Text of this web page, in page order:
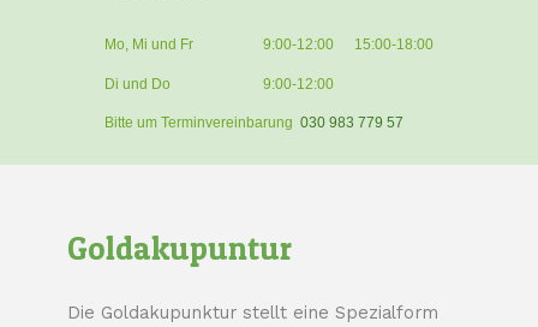
Mo, Mi und Fr 9:00-12:00 15:00-18:00
Di und Do 9:00-12:00
Bitte um Terminvereinbarung 030 983 779 57
Goldakupuntur
Die Goldakupunktur stellt eine Spezialform